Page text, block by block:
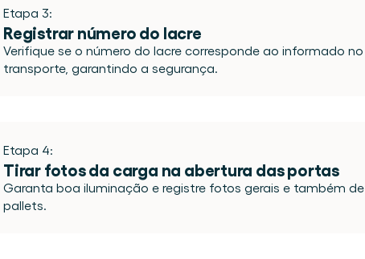
Etapa 3:
Registrar número do lacre
Verifique se o número do lacre corresponde ao informado
transporte, garantindo a segurança.
Etapa 4:
Tirar fotos da carga na abertura das portas
Garanta boa iluminação e registre fotos gerais e também
pallets.